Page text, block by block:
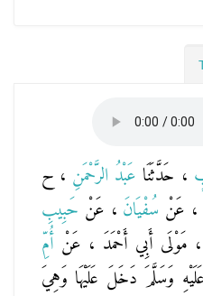
، حَدَّثَنَا عَبْدُ الرَّحْمَنِ ، ح
، عَنْ سُفْيَانَ ، عَنْ حَبِيبِ
، مَوْلَى أَبِي أَحْمَدَ ، عَنْ أُمِّ
وَسَلَّمَ دَخَلَ عَلَيْهَا وَهِيَ